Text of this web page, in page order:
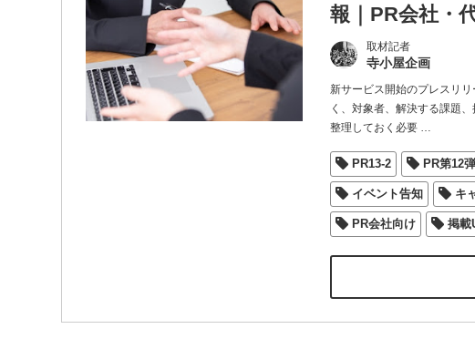
報｜PR会社・
取材記者
寺小屋企画
新サービス開始のプレスリ
く、対象者、解決する課題
整理しておく必要…
PR13-2 PR第12
イベント告知 キ
PR会社向け 掲載